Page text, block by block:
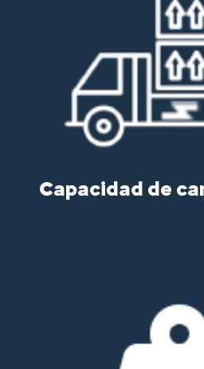
Capacidad de